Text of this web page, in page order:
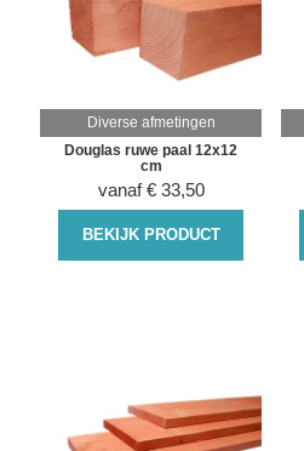
Diverse afmetingen
Douglas ruwe paal 12x12
cm
vanaf € 33,50
BEKIJK PRODUCT